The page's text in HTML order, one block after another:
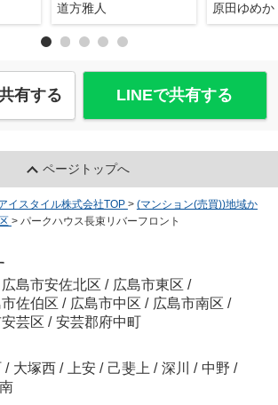
道方雅人 原田ゆめか
有する LINEで共有する
ページトップへ
イスタイル株式会社TOP > (マンション(売買))地域か
> パークハウス長束リバーフロント
広島市安佐北区 / 広島市東区 /
佐伯区 / 広島市中区 / 広島市南区 /
芸区 / 安芸郡府中町
/ 大塚西 / 上安 / 己斐上 / 深川 / 中野 /